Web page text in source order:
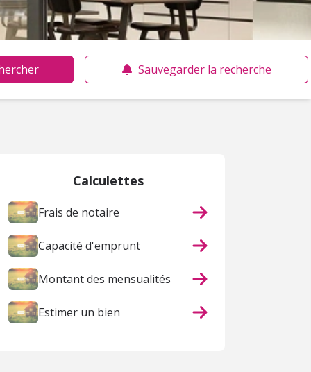
Sauvegarder la recherche
Calculettes
Frais de notaire
Capacité d'emprunt
Montant des mensualités
Estimer un bien